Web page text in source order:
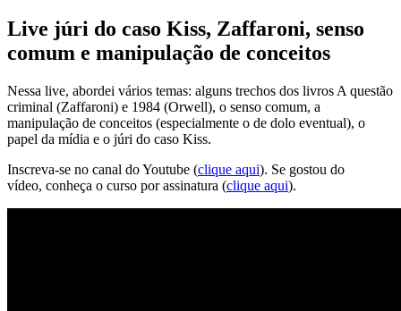
Live júri do caso Kiss, Zaffaroni, senso
comum e manipulação de conceitos
Nessa live, abordei vários temas: alguns trechos dos livros A questão
criminal (Zaffaroni) e 1984 (Orwell), o senso comum, a
manipulação de conceitos (especialmente o de dolo eventual), o
papel da mídia e o júri do caso Kiss.
Inscreva-se no canal do Youtube (clique aqui). Se gostou do
vídeo, conheça o curso por assinatura (clique aqui).